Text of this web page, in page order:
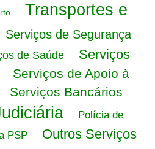
Transportes e
Serviços de Segurança
de Saúde
Serviços
Serviços de Apoio à
Serviços Bancários
Polícia de
PSP
Outros Serviços